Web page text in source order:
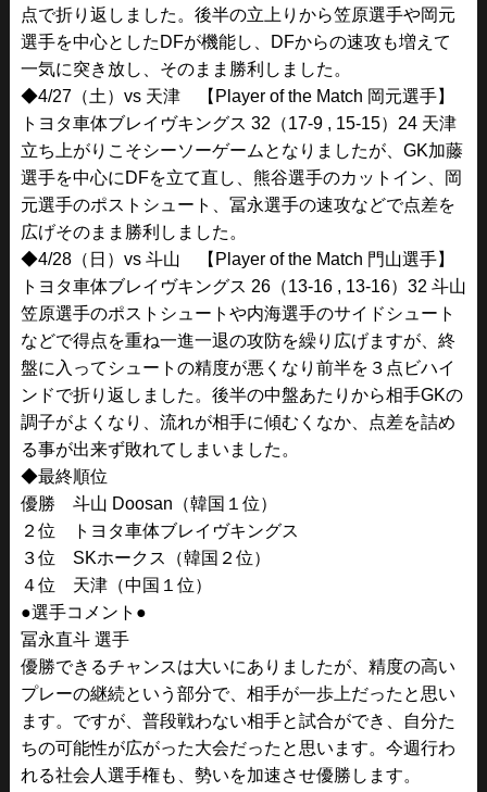
点で折り返しました。後半の立上りから笠原選手や岡元
選手を中心としたDFが機能し、DFからの速攻も増えて
一気に突き放し、そのまま勝利しました。
◆4/27（土）vs 天津 【Player of the Match 岡元選手】
トヨタ車体ブレイヴキングス 32（17-9 , 15-15）24 天津
立ち上がりこそシーソーゲームとなりましたが、GK加藤
選手を中心にDFを立て直し、熊谷選手のカットイン、岡
元選手のポストシュート、冨永選手の速攻などで点差を
広げそのまま勝利しました。
◆4/28（日）vs 斗山 【Player of the Match 門山選手】
トヨタ車体ブレイヴキングス 26（13-16 , 13-16）32 斗山
笠原選手のポストシュートや内海選手のサイドシュート
などで得点を重ね一進一退の攻防を繰り広げますが、終
盤に入ってシュートの精度が悪くなり前半を３点ビハイ
ンドで折り返しました。後半の中盤あたりから相手GKの
調子がよくなり、流れが相手に傾むくなか、点差を詰め
る事が出来ず敗れてしまいました。
◆最終順位
優勝 斗山 Doosan（韓国１位）
２位 トヨタ車体ブレイヴキングス
３位 SKホークス（韓国２位）
４位 天津（中国１位）
●選手コメント●
冨永直斗 選手
優勝できるチャンスは大いにありましたが、精度の高い
プレーの継続という部分で、相手が一歩上だったと思い
ます。ですが、普段戦わない相手と試合ができ、自分た
ちの可能性が広がった大会だったと思います。今週行わ
れる社会人選手権も、勢いを加速させ優勝します。